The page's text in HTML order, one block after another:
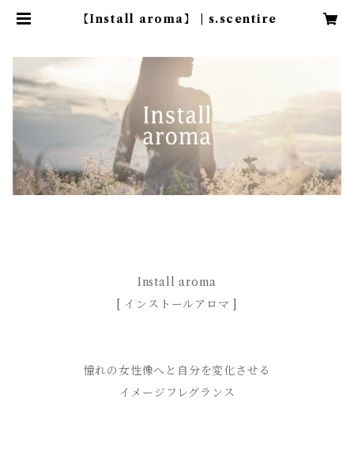
【Install aroma】 | s.scentire
Install aroma
[ インストールアロマ ]
憧れの女性像へと自分を変化させる
イメージフレグランス